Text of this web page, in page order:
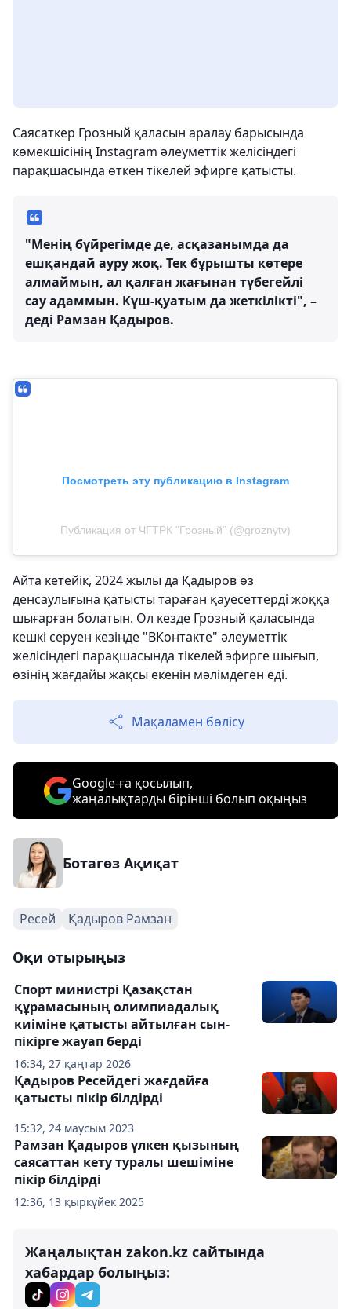
Саясаткер Грозный қаласын аралау барысында
көмекшісінің Instagram әлеуметтік желісіндегі
парақшасында өткен тікелей эфирге қатысты.
"Менің бүйрегімде де, асқазанымда да
ешқандай ауру жоқ. Тек бұрышты көтере
алмаймын, ал қалған жағынан түбегейлі
сау адаммын. Күш-қуатым да жеткілікті", –
деді Рамзан Қадыров.
Посмотреть эту публикацию в Instagram
Публикация от ЧГТРК "Грозный" (@groznytv)
Айта кетейік, 2024 жылы да Қадыров өз
денсаулығына қатысты тараған қауесеттерді жоққа
шығарған болатын. Ол кезде Грозный қаласында
кешкі серуен кезінде "ВКонтакте" әлеуметтік
желісіндегі парақшасында тікелей эфирге шығып,
өзінің жағдайы жақсы екенін мәлімдеген еді.
Мақаламен бөлісу
Google-ға қосылып,
жаңалықтарды бірінші болып оқыңыз
Ботагөз Ақиқат
Ресей Қадыров Рамзан
Оқи отырыңыз
16:34, 27 қаңтар 2026
Спорт министрі Қазақстан
құрамасының олимпиадалық
киіміне қатысты айтылған сын-
пікірге жауап берді
15:32, 24 маусым 2023
Қадыров Ресейдегі жағдайға
қатысты пікір білдірді
12:36, 13 қыркүйек 2025
Рамзан Қадыров үлкен қызының
саясаттан кету туралы шешіміне
пікір білдірді
Жаңалықтан zakon.kz сайтында
хабардар болыңыз: